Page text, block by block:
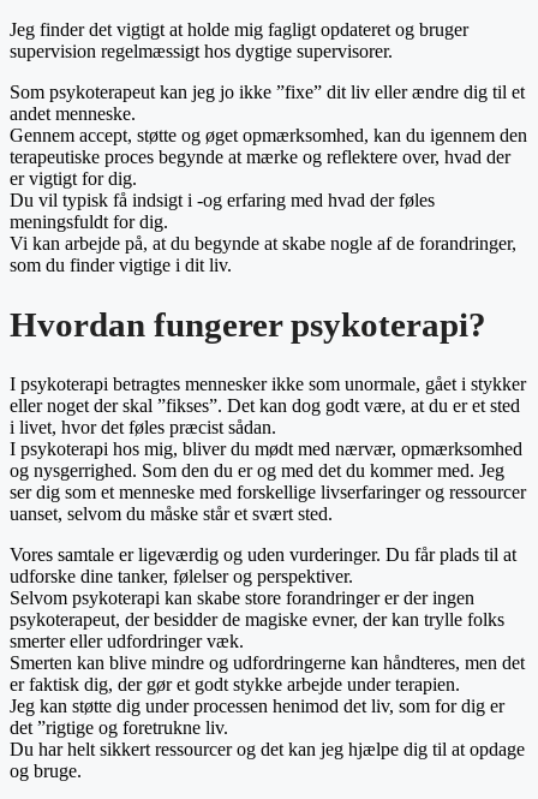
Jeg finder det vigtigt at holde mig fagligt opdateret og bruger
supervision regelmæssigt hos dygtige supervisorer.
Som psykoterapeut kan jeg jo ikke ”fixe” dit liv eller ændre dig til et
andet menneske.
Gennem accept, støtte og øget opmærksomhed, kan du igennem den
terapeutiske proces begynde at mærke og reflektere over, hvad der
er vigtigt for dig.
Du vil typisk få indsigt i -og erfaring med hvad der føles
meningsfuldt for dig.
Vi kan arbejde på, at du begynde at skabe nogle af de forandringer,
som du finder vigtige i dit liv.
Hvordan fungerer psykoterapi?
I psykoterapi betragtes mennesker ikke som unormale, gået i stykker
eller noget der skal ”fikses”. Det kan dog godt være, at du er et sted
i livet, hvor det føles præcist sådan.
I psykoterapi hos mig, bliver du mødt med nærvær, opmærksomhed
og nysgerrighed. Som den du er og med det du kommer med. Jeg
ser dig som et menneske med forskellige livserfaringer og ressourcer
uanset, selvom du måske står et svært sted.
Vores samtale er ligeværdig og uden vurderinger. Du får plads til at
udforske dine tanker, følelser og perspektiver.
Selvom psykoterapi kan skabe store forandringer er der ingen
psykoterapeut, der besidder de magiske evner, der kan trylle folks
smerter eller udfordringer væk.
Smerten kan blive mindre og udfordringerne kan håndteres, men det
er faktisk dig, der gør et godt stykke arbejde under terapien.
Jeg kan støtte dig under processen henimod det liv, som for dig er
det ”rigtige og foretrukne liv.
Du har helt sikkert ressourcer og det kan jeg hjælpe dig til at opdage
og bruge.